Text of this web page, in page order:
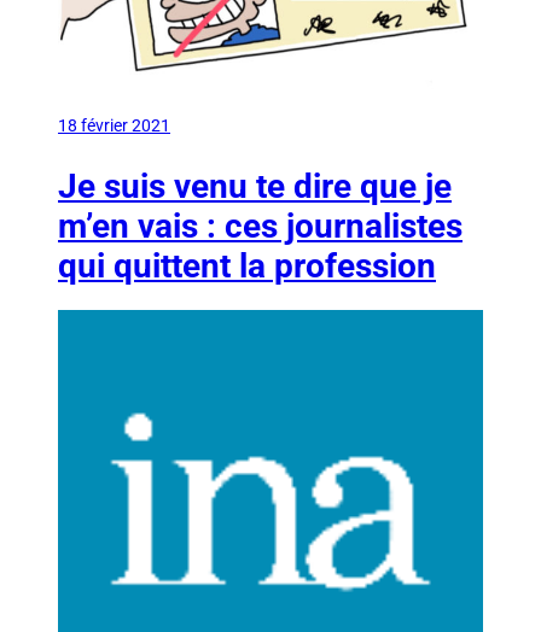
18 février 2021
Je suis venu te dire que je
m’en vais : ces journalistes
qui quittent la profession